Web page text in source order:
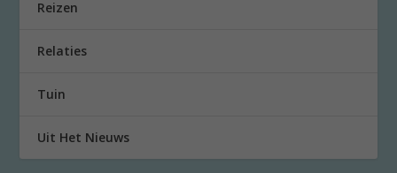
Reizen
Relaties
Tuin
Uit Het Nieuws